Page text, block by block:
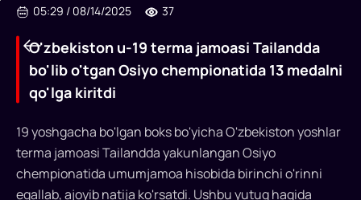
O'zbekiston
05:29 / 08/14/2025 37
O'zbekiston u-19 terma jamoasi Tailandda
bo'lib o'tgan Osiyo chempionatida 13 medalni
qo'lga kiritdi
19 yoshgacha bo'lgan boks bo'yicha O'zbekiston yoshlar
terma jamoasi Tailandda yakunlangan Osiyo
chempionatida umumjamoa hisobida birinchi o'rinni
egallab, ajoyib natija ko'rsatdi. Ushbu yutuq haqida